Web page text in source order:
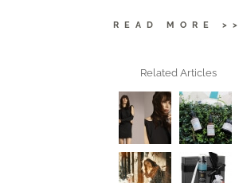
READ MORE >>
Related Articles